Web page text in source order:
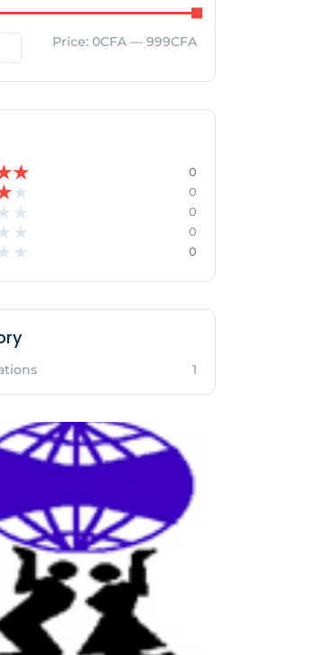
Price: 0CFA — 999CFA
★ 0
★ 0
★ 0
★ 0
★ 0
1